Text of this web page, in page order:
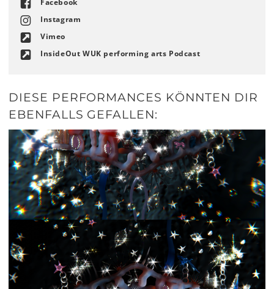
Instagram
Vimeo
InsideOut WUK performing arts Podcast
DIESE PERFORMANCES KÖNNTEN DIR
EBENFALLS GEFALLEN: